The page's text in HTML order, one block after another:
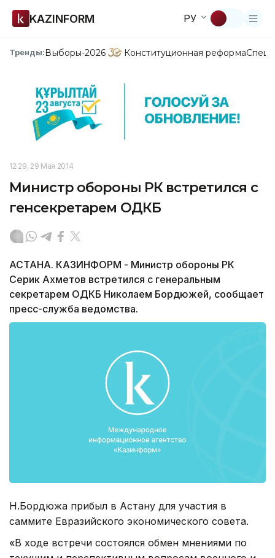
KAZINFORM РУ
Тренды:Выборы-2026 Конституционная реформа
12:29, 29 Мая 2014
Министр обороны РК встретился с
генсекретарем ОДКБ
АСТАНА. КАЗИНФОРМ - Министр обороны РК
Серик Ахметов встретился с генеральным
секретарем ОДКБ Николаем Бордюжей, сообщает
пресс-служба ведомства.
Н.Бордюжа прибыл в Астану для участия в
саммите Евразийского экономического совета.
«В ходе встречи состоялся обмен мнениями по